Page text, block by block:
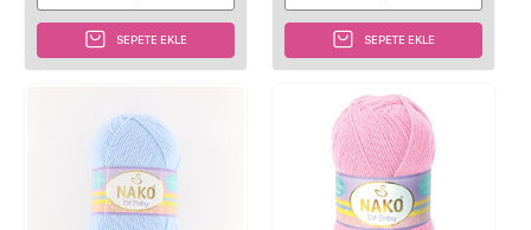
SEPETE EKLE SEPETE EKLE